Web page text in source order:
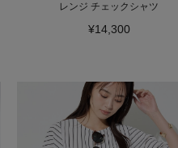
レンジ チェックシャツ
¥14,300